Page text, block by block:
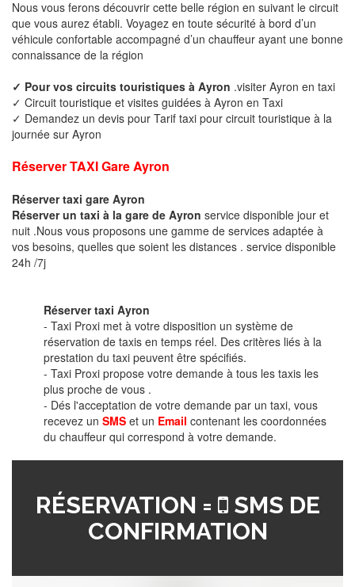
Nous vous ferons découvrir cette belle région en suivant le circuit
que vous aurez établi. Voyagez en toute sécurité à bord d’un
véhicule confortable accompagné d’un chauffeur ayant une bonne
connaissance de la région
✓ Pour vos circuits touristiques à Ayron .visiter Ayron en taxi
✓ Circuit touristique et visites guidées à Ayron en Taxi
✓ Demandez un devis pour Tarif taxi pour circuit touristique à la
journée sur Ayron
Réserver TAXI Gare Ayron
Réserver taxi gare Ayron
Réserver un taxi à la gare de Ayron service disponible jour et
nuit .Nous vous proposons une gamme de services adaptée à
vos besoins, quelles que soient les distances . service disponible
24h /7j
Réserver taxi Ayron
- Taxi Proxi met à votre disposition un système de
réservation de taxis en temps réel. Des critères liés à la
prestation du taxi peuvent être spécifiés.
- Taxi Proxi propose votre demande à tous les taxis les
plus proche de vous .
- Dés l'acceptation de votre demande par un taxi, vous
recevez un SMS et un Email contenant les coordonnées
du chauffeur qui correspond à votre demande.
RÉSERVATION =
SMS DE
CONFIRMATION